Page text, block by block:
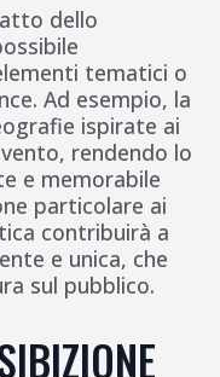
dello
tematici o
Ad esempio, la
ispirate ai
rendendo lo
e memorabile
particolare ai
contribuirà a
e unica, che
sul pubblico.